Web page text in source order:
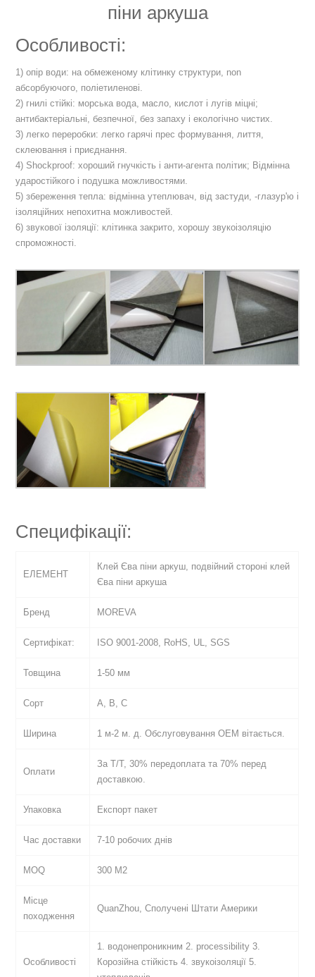
піни аркуша
Особливості:
1) опір води: на обмеженому клітинку структури, non
абсорбуючого, поліетиленові.
2) гнилі стійкі: морська вода, масло, кислот і лугів міцні;
антибактеріальні, безпечної, без запаху і екологічно чистих.
3) легко переробки: легко гарячі прес формування, лиття,
склеювання і приєднання.
4) Shockproof: хороший гнучкість і анти-агента політик; Відмінна
ударостійкого і подушка можливостями.
5) збереження тепла: відмінна утеплювач, від застуди, -глазур'ю і
ізоляційних непохитна можливостей.
6) звукової ізоляції: клітинка закрито, хорошу звукоізоляцію
спроможності.
Специфікації:
ЕЛЕМЕНТ
Клей Єва піни аркуш, подвійний стороні клей
Єва піни аркуша
Бренд MOREVA
Сертифікат: ISO 9001-2008, RoHS, UL, SGS
Товщина 1-50 мм
Сорт A, B, C
Ширина 1 м-2 м. д. Обслуговування OEM вітається.
Оплати
За T/T, 30% передоплата та 70% перед
доставкою.
Упаковка Експорт пакет
Час доставки 7-10 робочих днів
MOQ 300 М2
Місце
походження
QuanZhou, Сполучені Штати Америки
Особливості
1. водонепроникним 2. processibility 3.
Корозійна стійкість 4. звукоізоляції 5.